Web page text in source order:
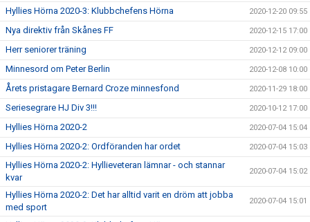
Hyllies Hörna 2020-3: Klubbchefens Hörna 2020-12-20 09:55
Nya direktiv från Skånes FF 2020-12-15 17:00
Herr seniorer träning 2020-12-12 09:00
Minnesord om Peter Berlin 2020-12-08 10:00
Årets pristagare Bernard Croze minnesfond 2020-11-29 18:00
Seriesegrare HJ Div 3!!! 2020-10-12 17:00
Hyllies Hörna 2020-2 2020-07-04 15:04
Hyllies Hörna 2020-2: Ordföranden har ordet 2020-07-04 15:03
Hyllies Hörna 2020-2: Hyllieveteran lämnar - och stannar
kvar
2020-07-04 15:02
Hyllies Hörna 2020-2: Det har alltid varit en dröm att jobba
med sport
2020-07-04 15:01